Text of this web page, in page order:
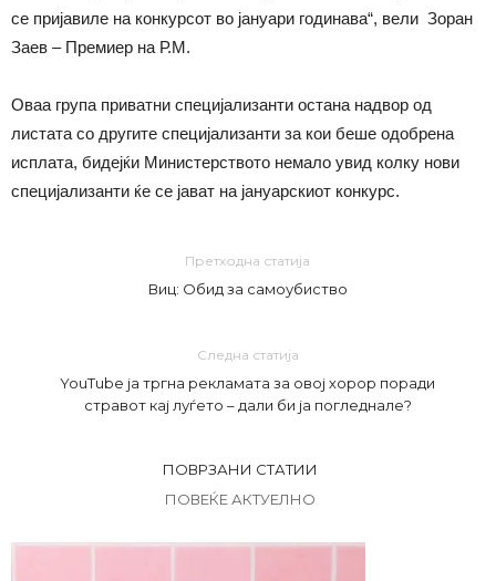
се пријавиле на конкурсот во јануари годинава“, вели Зоран
Заев – Премиер на Р.М.
Оваа група приватни специјализанти остана надвор од
листата со другите специјализанти за кои беше одобрена
исплата, бидејќи Министерството немало увид колку нови
специјализанти ќе се јават на јануарскиот конкурс.
Претходна статија
Виц: Обид за самоубиство
Следна статија
YouTube ја тргна рекламата за овој хорор поради
стравот кај луѓето – дали би ја погледнале?
ПОВРЗАНИ СТАТИИ
ПОВЕЌЕ АКТУЕЛНО